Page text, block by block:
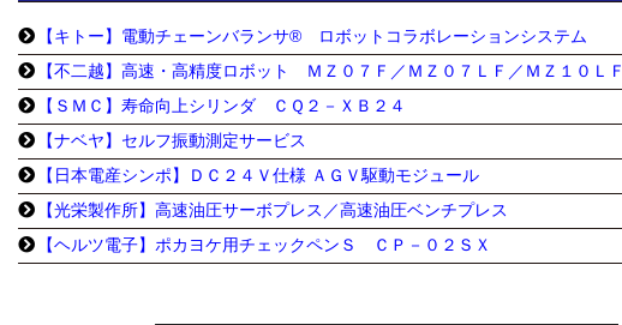
【キトー】電動チェーンバランサ® ロボットコラボレーションシステム
【不二越】高速・高精度ロボット ＭＺ０７Ｆ／ＭＺ０７ＬＦ／ＭＺ１０ＬＦ
【ＳＭＣ】寿命向上シリンダ ＣＱ２－ＸＢ２４
【ナベヤ】セルフ振動測定サービス
【日本電産シンポ】ＤＣ２４Ｖ仕様 ＡＧＶ駆動モジュール
【光栄製作所】高速油圧サーボプレス／高速油圧ベンチプレス
【ヘルツ電子】ポカヨケ用チェックペンＳ ＣＰ－０２ＳＸ